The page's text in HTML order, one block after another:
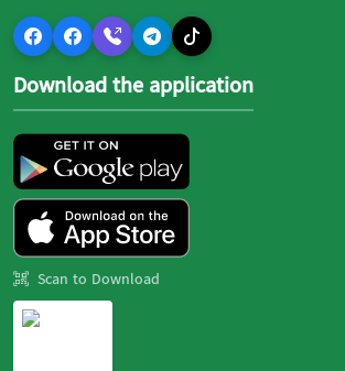
Download the application
Scan to Download